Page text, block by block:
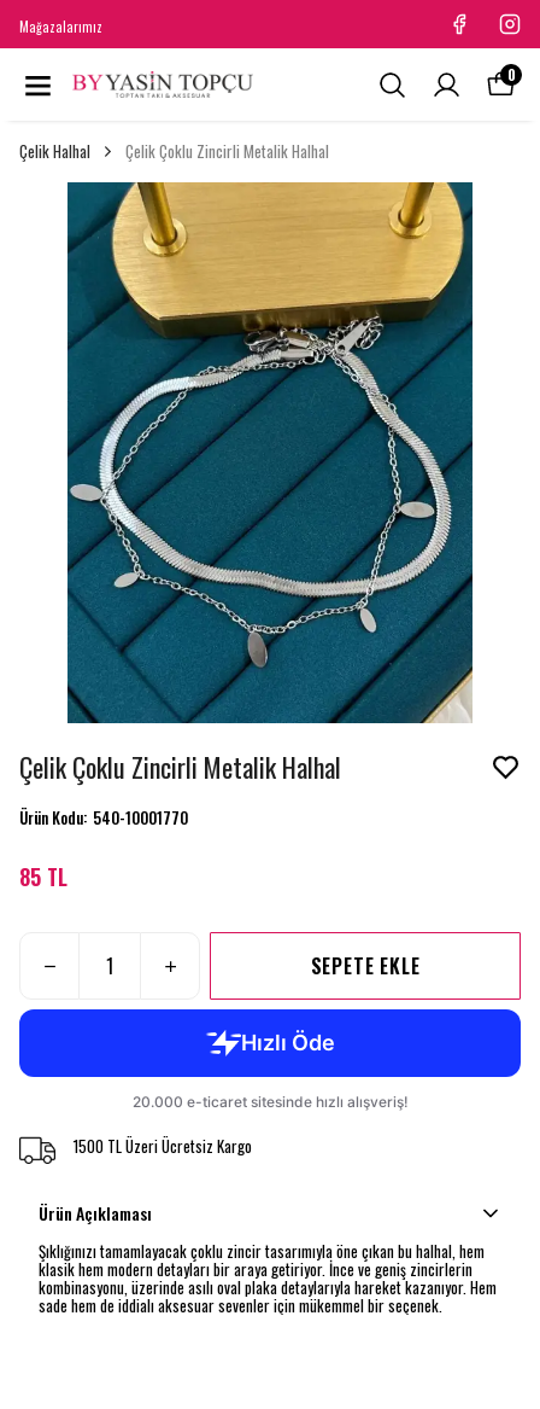
Mağazalarımız
0
Çelik Halhal Çelik Çoklu Zincirli Metalik Halhal
Çelik Çoklu Zincirli Metalik Halhal
Ürün Kodu: 540-10001770
85 TL
SEPETE EKLE
1500 TL Üzeri Ücretsiz Kargo
Ürün Açıklaması
Şıklığınızı tamamlayacak çoklu zincir tasarımıyla öne çıkan bu halhal, hem
klasik hem modern detayları bir araya getiriyor. İnce ve geniş zincirlerin
kombinasyonu, üzerinde asılı oval plaka detaylarıyla hareket kazanıyor. Hem
sade hem de iddialı aksesuar sevenler için mükemmel bir seçenek.